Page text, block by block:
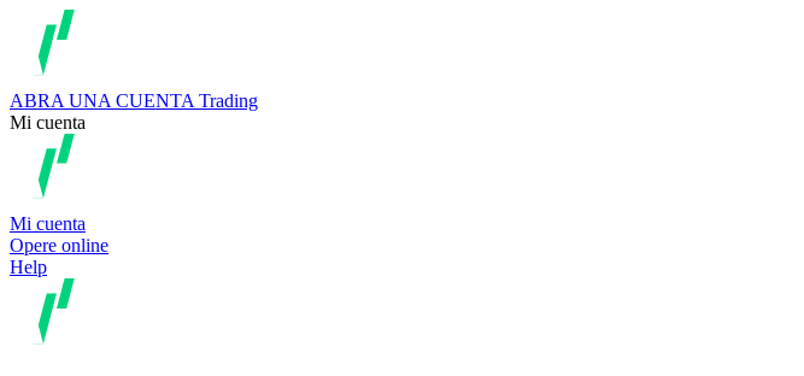
ABRA UNA CUENTA Trading
Mi cuenta
Mi cuenta
Opere online
Help